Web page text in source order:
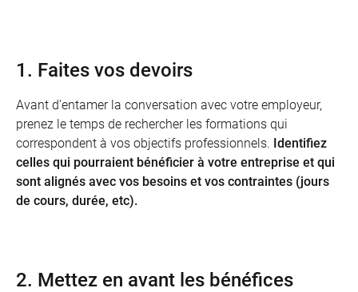
1. Faites vos devoirs
Avant d’entamer la conversation avec votre employeur,
prenez le temps de rechercher les formations qui
correspondent à vos objectifs professionnels. Identifiez
celles qui pourraient bénéficier à votre entreprise et qui
sont alignés avec vos besoins et vos contraintes (jours
de cours, durée, etc).
2. Mettez en avant les bénéfices